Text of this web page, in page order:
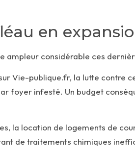
en
ampleur considérable ces
Vie-publique.fr, la lutte contre
infesté. Un budget
la location de logements de
de traitements chimiques